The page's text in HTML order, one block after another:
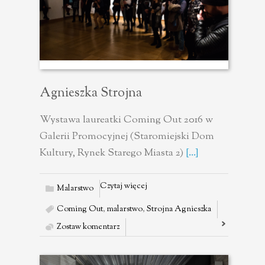
Agnieszka Strojna
Wystawa laureatki Coming Out 2016 w
Galerii Promocyjnej (Staromiejski Dom
Kultury, Rynek Starego Miasta 2) [...]
Malarstwo
Coming Out, malarstwo, Strojna Agnieszka
Zostaw komentarz
Czytaj więcej